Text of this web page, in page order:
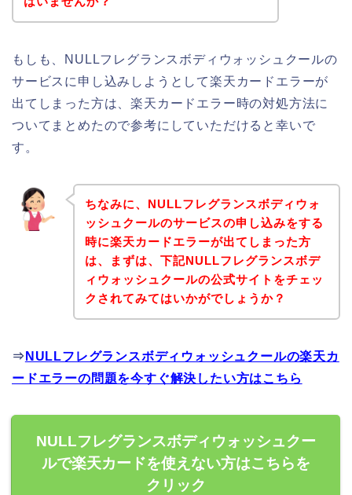
もしも、NULLフレグランスボディウォッシュクールの
サービスに申し込みしようとして楽天カードエラーが
出てしまった方は、楽天カードエラー時の対処方法に
ついてまとめたので参考にしていただけると幸いで
す。
ちなみに、NULLフレグランスボディウォ
ッシュクールのサービスの申し込みをする
時に楽天カードエラーが出てしまった方
は、まずは、下記NULLフレグランスボデ
ィウォッシュクールの公式サイトをチェッ
クされてみてはいかがでしょうか？
⇒ NULLフレグランスボディウォッシュクールの楽天カ
ードエラーの問題を今すぐ解決したい方はこちら
NULLフレグランスボディウォッシュクー
ルで楽天カードを使えない方はこちらを
クリック